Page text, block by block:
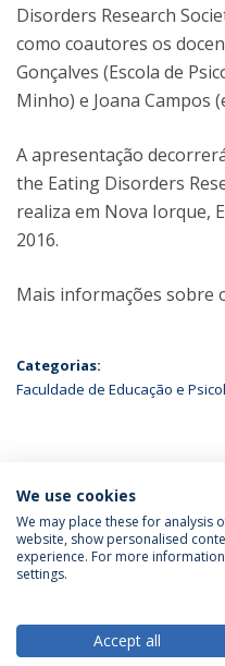
Disorders Research
como coautores os
Gonçalves (Escola de
Minho) e Joana Campos
A apresentação
the Eating Disorders
realiza em Nova Iorque,
2016.
Mais informações sobre
Categorias:
Faculdade de Educação e
ÚLTIMAS NOTÍCIAS
Política de
We use cookies
We may place these for
website, show personalised
experience. For more
settings.
Accept all